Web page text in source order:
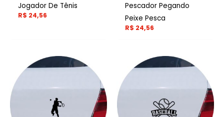
Jogador De Tênis
R$ 24,56
Pescador Pegando
Peixe Pesca
R$ 24,56